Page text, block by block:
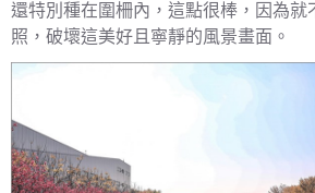
還特別種在圍柵內，這點很棒，因為就
照，破壞這美好且寧靜的風景畫面。